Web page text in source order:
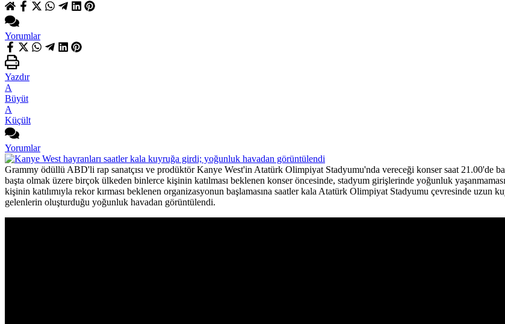
Yorumlar
Yazdır
A
Büyüt
A
Küçült
Yorumlar
Grammy ödüllü ABD'li rap sanatçısı ve prodüktör Kanye West'in Atatürk Olimpiyat Stadyumu'nda vereceği konser saat 21.00'de
başta olmak üzere birçok ülkeden binlerce kişinin katılması beklenen konser öncesinde, stadyum girişlerinde yoğunluk
kişinin katılımıyla rekor kırması beklenen organizasyonun başlamasına saatler kala Atatürk Olimpiyat Stadyumu çevresinde uzun
gelenlerin oluşturduğu yoğunluk havadan görüntülendi.